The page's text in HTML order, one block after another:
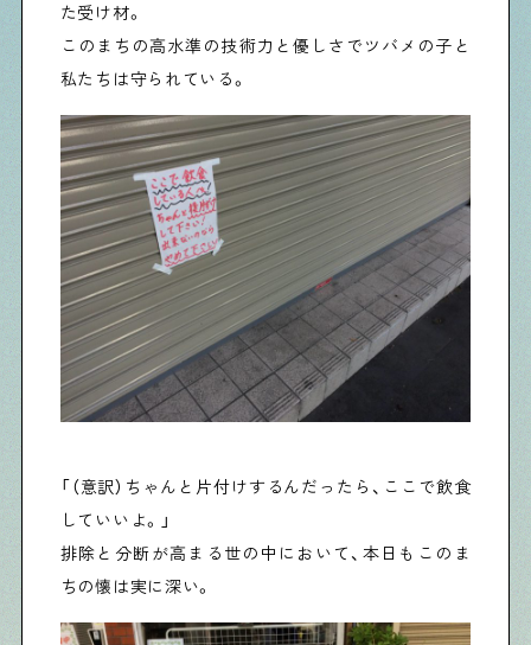
下町の「あの人」×「あの人」の科学反応を楽しむ企
シタマチコウベについて
下町マップ
下町カレンダー
下町START UP
週刊下町日和
Stay Home
下町寫眞
た受け材。
このまちの高水準の技術力と優しさでツバメの子と
私たちは守られている。
「（意訳）ちゃんと片付けするんだったら、ここで飲食
していいよ。」
排除と分断が高まる世の中において、本日もこのま
ちの懐は実に深い。